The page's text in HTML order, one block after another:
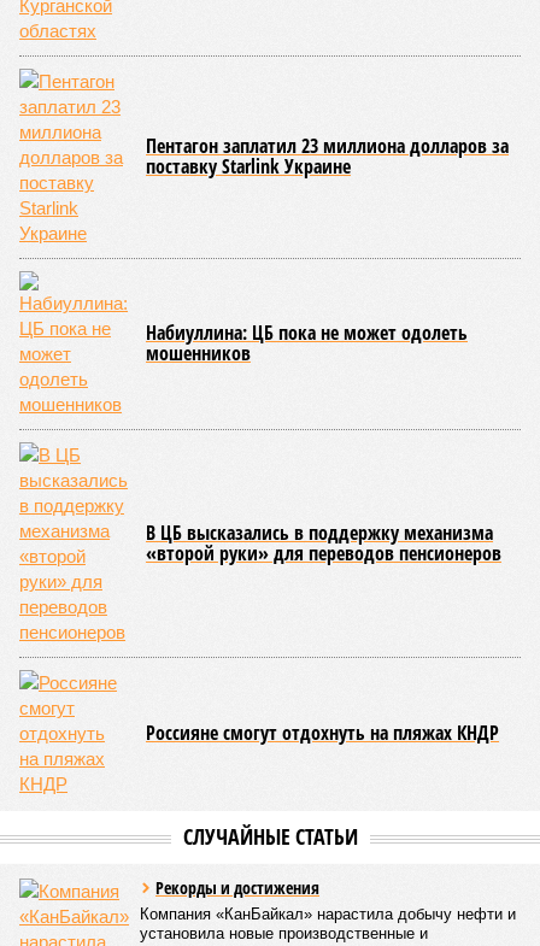
Пентагон заплатил 23 миллиона долларов за
поставку Starlink Украине
Набиуллина: ЦБ пока не может одолеть
мошенников
В ЦБ высказались в поддержку механизма
«второй руки» для переводов пенсионеров
Россияне смогут отдохнуть на пляжах КНДР
СЛУЧАЙНЫЕ СТАТЬИ
Рекорды и достижения
Компания «КанБайкал» нарастила добычу нефти и
установила новые производственные и